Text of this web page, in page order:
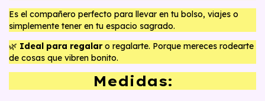
Es el compañero perfecto para llevar en tu bolso, viajes o
simplemente tener en tu espacio sagrado.
🌿 Ideal para regalaro regalarte. Porque mereces rodearte
de cosas que vibren bonito.
Medidas: